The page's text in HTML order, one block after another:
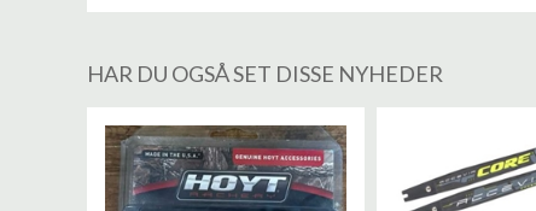
HAR DU OGSÅ SET DISSE NYHEDER